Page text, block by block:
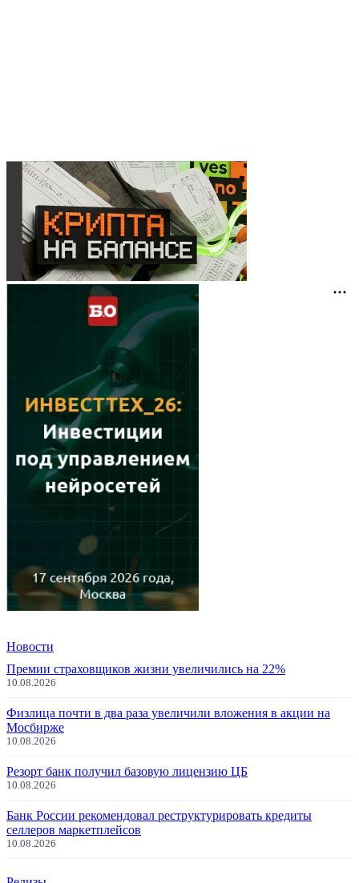
Новости
Премии страховщиков жизни увеличились на 22%
10.08.2026
Физлица почти в два раза увеличили вложения в акции на
Мосбирже
10.08.2026
Резорт банк получил базовую лицензию ЦБ
10.08.2026
Банк России рекомендовал реструктурировать кредиты
селлеров маркетплейсов
10.08.2026